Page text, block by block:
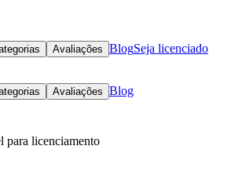
Avaliações BlogSeja licenciado
Avaliações Blog
para licenciamento